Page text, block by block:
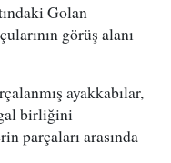
Golan
görüş alanı
ayakkabılar,
birliğini
parçaları arasında